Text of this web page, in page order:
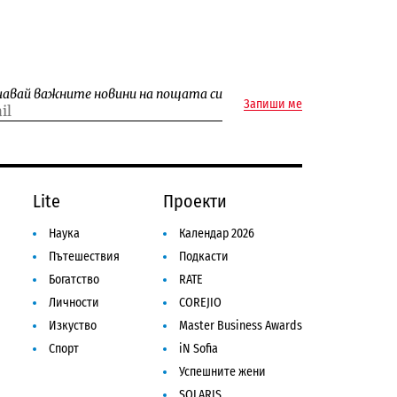
важните новини на пощата си
Запиши ме
Lite
Наука
Пътешествия
Богатство
Личности
Изкуство
Спорт
Проекти
Календар 2026
Подкасти
RATE
COREJIO
Master Business Awards
iN Sofia
Успешните жени